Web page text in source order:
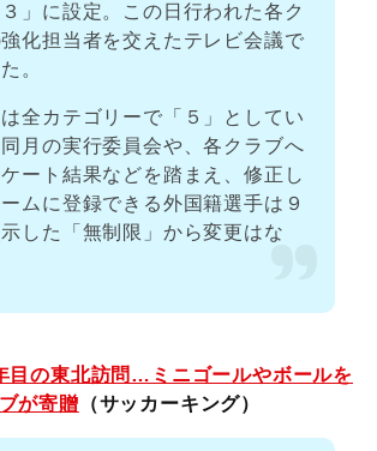
３」に設定。この日行われた各ク
化担当者を交えたテレビ会議で
。
は全カテゴリーで「５」としてい
月の実行委員会や、各クラブへ
ート結果などを踏まえ、修正し
ムに登録できる外国籍選手は９
した「無制限」から変更はな
目の東北訪問…ミニゴールやボールを
が寄贈 （サッカーキング）